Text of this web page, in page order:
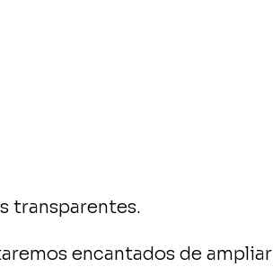
transparentes.
encantados de ampliar